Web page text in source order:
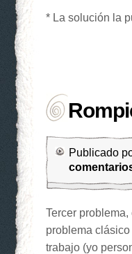
* La solución la
Publicado
Tercer
problema
trabajo (yo